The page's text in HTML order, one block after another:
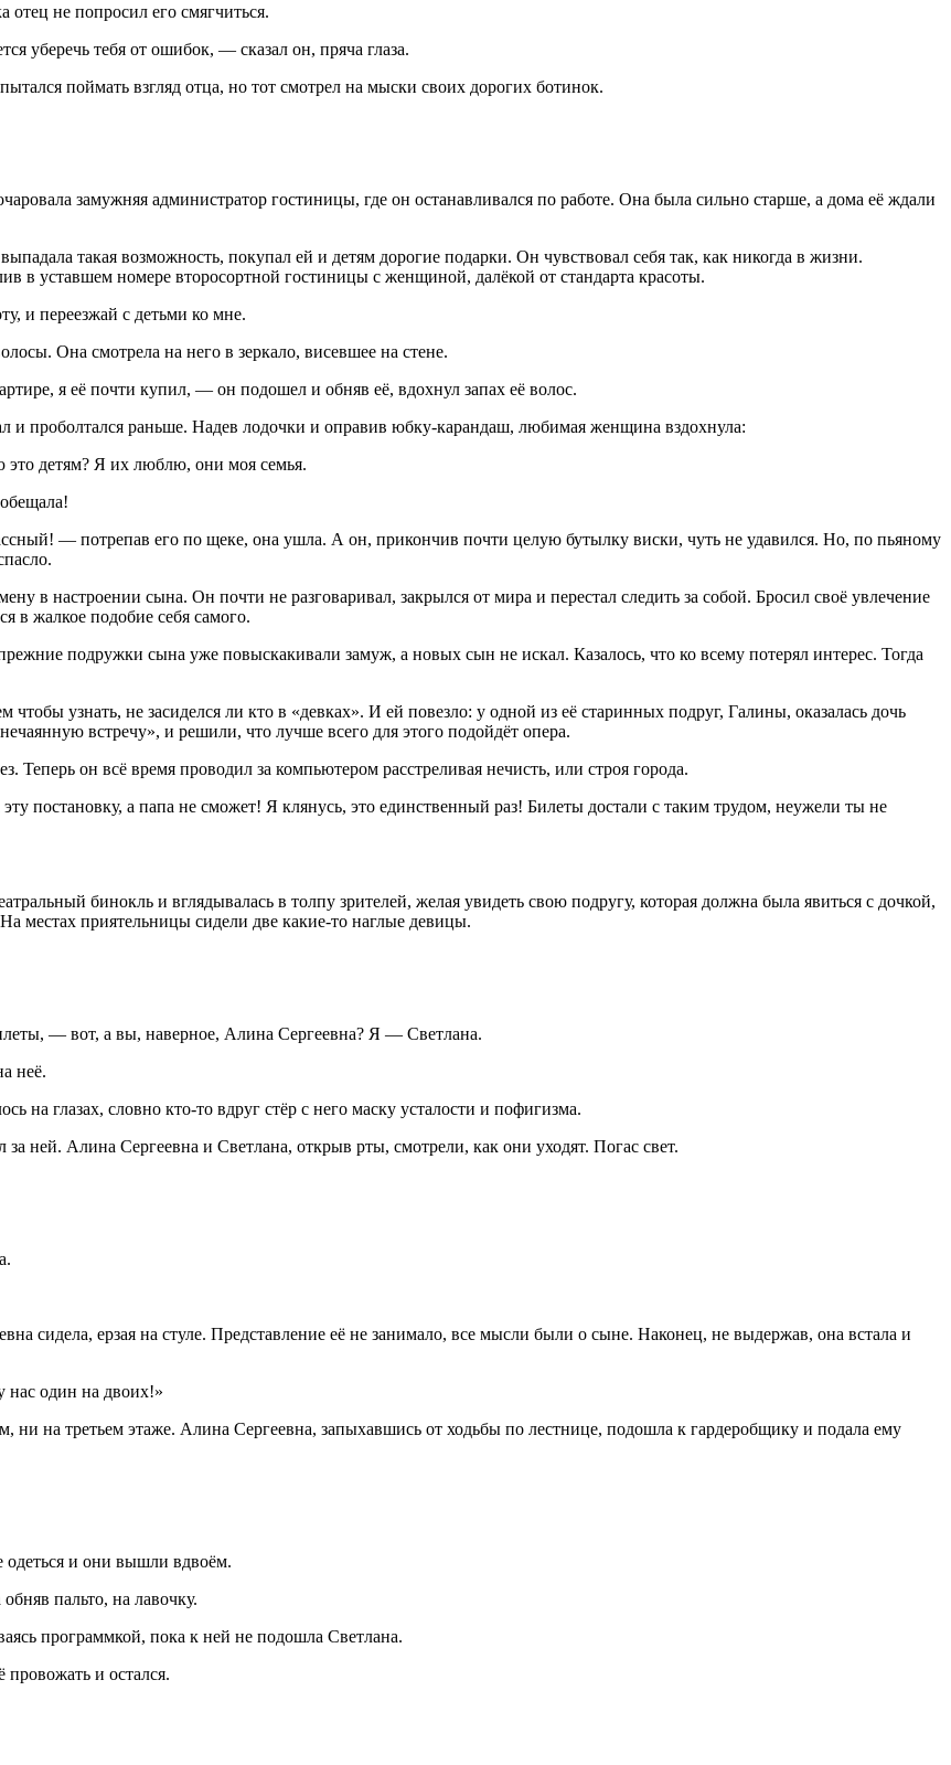
отец не попросил его смягчиться.
уберечь тебя от ошибок, — сказал он, пряча глаза.
поймать взгляд отца, но тот смотрел на мыски своих дорогих ботинок.
замужняя администратор гостиницы, где он останавливался по работе. Она была сильно старше, а дома её ждали
такая возможность, покупал ей и детям дорогие подарки. Он чувствовал себя так, как никогда в жизни.
уставшем номере второсортной гостиницы с женщиной, далёкой от стандарта красоты.
и переезжай с детьми ко мне.
Она смотрела на него в зеркало, висевшее на стене.
я её почти купил, — он подошел и обняв её, вдохнул запах её волос.
и проболтался раньше. Надев лодочки и оправив юбку-карандаш, любимая женщина вздохнула:
детям? Я их люблю, они моя семья.
— потрепав его по щеке, она ушла. А он, прикончив почти целую бутылку виски, чуть не удавился. Но, по пьяному
в настроении сына. Он почти не разговаривал, закрылся от мира и перестал следить за собой. Бросил своё увлечение
в жалкое подобие себя самого.
подружки сына уже повыскакивали замуж, а новых сын не искал. Казалось, что ко всему потерял интерес. Тогда
узнать, не засиделся ли кто в «девках». И ей повезло: у одной из её старинных подруг, Галины, оказалась дочь
встречу», и решили, что лучше всего для этого подойдёт опера.
Теперь он всё время проводил за компьютером расстреливая нечисть, или строя города.
постановку, а папа не сможет! Я клянусь, это единственный раз! Билеты достали с таким трудом, неужели ты не
бинокль и вглядывалась в толпу зрителей, желая увидеть свою подругу, которая должна была явиться с дочкой,
местах приятельницы сидели две какие-то наглые девицы.
— вот, а вы, наверное, Алина Сергеевна? Я — Светлана.
неё.
глазах, словно кто-то вдруг стёр с него маску усталости и пофигизма.
ней. Алина Сергеевна и Светлана, открыв рты, смотрели, как они уходят. Погас свет.
ерзая на стуле. Представление её не занимало, все мысли были о сыне. Наконец, не выдержав, она встала и
нас один на двоих!»
ни на третьем этаже. Алина Сергеевна, запыхавшись от ходьбы по лестнице, подошла к гардеробщику и подала ему
и они вышли вдвоём.
пальто, на лавочку.
программкой, пока к ней не подошла Светлана.
и остался.